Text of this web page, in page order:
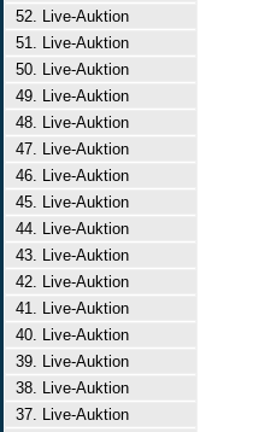
52. Live-Auktion
51. Live-Auktion
50. Live-Auktion
49. Live-Auktion
48. Live-Auktion
47. Live-Auktion
46. Live-Auktion
45. Live-Auktion
44. Live-Auktion
43. Live-Auktion
42. Live-Auktion
41. Live-Auktion
40. Live-Auktion
39. Live-Auktion
38. Live-Auktion
37. Live-Auktion